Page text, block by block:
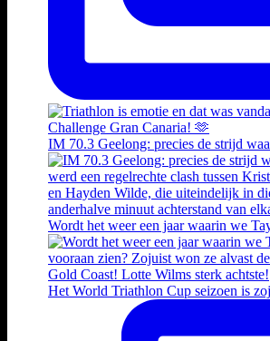
IM 70.3 Geelong: precies de strijd
Wordt het weer een jaar waarin we
Het World Triathlon Cup seizoen is